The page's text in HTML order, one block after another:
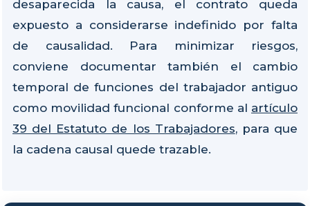
desaparecida la causa, el contrato queda
expuesto a considerarse indefinido por falta
de causalidad. Para minimizar riesgos,
conviene documentar también el cambio
temporal de funciones del trabajador antiguo
como movilidad funcional conforme al artículo
39 del Estatuto de los Trabajadores, para que
la cadena causal quede trazable.